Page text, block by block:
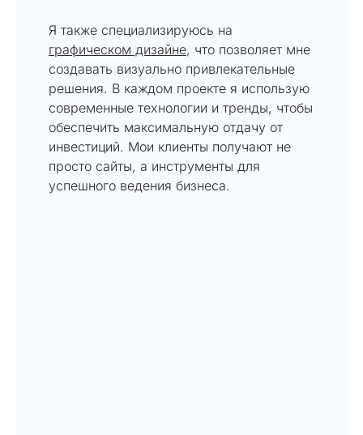
Я также специализируюсь на
графическом дизайне, что позволяет мне
создавать визуально привлекательные
решения. В каждом проекте я использую
современные технологии и тренды, чтобы
обеспечить максимальную отдачу от
инвестиций. Мои клиенты получают не
просто сайты, а инструменты для
успешного ведения бизнеса.